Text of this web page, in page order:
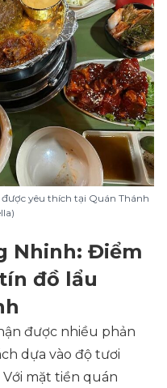
yêu thích tại Quán Thánh
Nhinh: Điểm
đồ lẩu
được nhiều phản
dựa vào độ tươi
mặt tiền quán